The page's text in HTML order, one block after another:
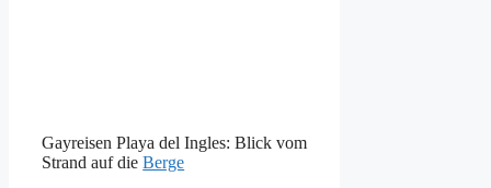
Gayreisen Playa del Ingles: Blick vom
Strand auf dieBerge